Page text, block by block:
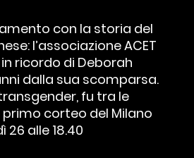
con la storia del
l’associazione ACET
ricordo di Deborah
dalla sua scomparsa.
fu tra le
corteo del Milano
26 alle 18.40